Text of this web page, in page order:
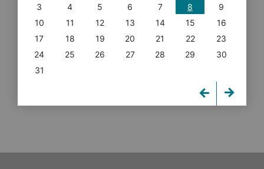
3
4 5 6 7 8
9
10
11 12 13 14 15
16
17
18 19 20 21 22
23
24
25 26 27 28 29
30
31